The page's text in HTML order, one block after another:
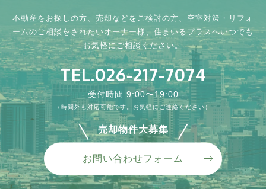
不動産をお探しの方、売却などをご検討の方、 空室対策・リフォ
ームのご相談をされたいオーナー様、 住まいるプラスへいつでも
お気軽にご相談ください。
TEL.026-217-7074
- 受付時間 9:00〜19:00 -
（時間外も対応可能です。お気軽にご連絡ください）
売却物件大募集
お問い合わせフォーム